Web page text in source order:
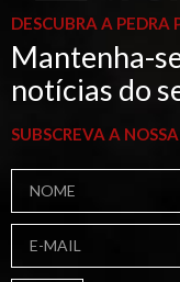
DESCUBRA A PEDRA
Mantenha-
notícias do
SUBSCREVA A